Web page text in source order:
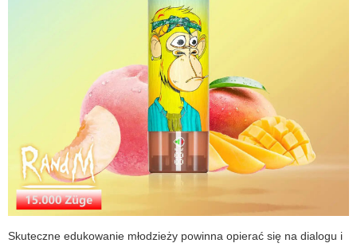
Skuteczne edukowanie młodzieży powinna opierać się na dialogu i